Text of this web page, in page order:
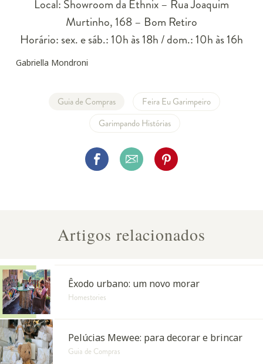
Local: Showroom da Ethnix – Rua Joaquim
Murtinho, 168 – Bom Retiro
Horário: sex. e sáb.: 10h às 18h / dom.: 10h às 16h
Gabriella Mondroni
Guia de Compras
Feira Eu Garimpeiro
Garimpando Histórias
Artigos relacionados
Êxodo urbano: um novo morar
Homestories
Pelúcias Mewee: para decorar e brincar
Guia de Compras